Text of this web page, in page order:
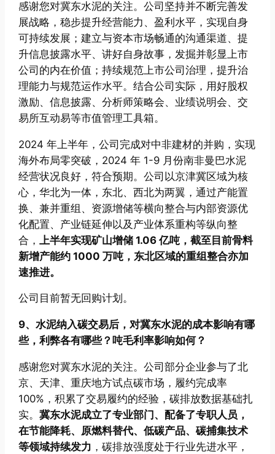
感谢您对冀东水泥的关注。公司坚持并不断完善发
展战略，稳步提升经营能力、盈利水平，实现自身
可持续发展；建立与资本市场畅通的沟通渠道、提
升信息披露水平、讲好自身故事，发掘并彰显上市
公司的内在价值；持续规范上市公司治理，提升治
理能力与规范运作水平。结合公司实际，用好股权
激励、信息披露、分析师策略会、业绩说明会、交
易所互动易等市值管理工具箱。
2024 年上半年，公司完成对中非建材的并购，实现
海外布局零突破，2024 年 1-9 月份南非曼巴水泥
经营状况良好，符合预期。公司以京津冀区域为核
心，华北为一体，东北、西北为两翼，通过产能置
换、兼并重组、资源增储等横向整合与内部资源优
化配置、产业链延伸以及产业体系重构等纵向整
合，
上半年实现矿山增储 1.06 亿吨，截至目前骨料
新增产能约 1000 万吨，东北区域的重组整合亦加
速推进。
公司目前暂无回购计划。
9、水泥纳入碳交易后，对冀东水泥的成本影响有哪
些，利弊各有哪些？吨毛利率影响如何？
感谢您对冀东水泥的关注。公司部分企业参与了北
京、天津、重庆地方试点碳市场，履约完成率
100%，积累了交易履约的经验，碳排放数据基础扎
实。冀东水泥成立了专业部门、配备了专职人员，
在节能降耗、原燃料替代、低碳产品、碳捕集技术
等领域持续发力 ，碳排放强度处于行业先进水平，